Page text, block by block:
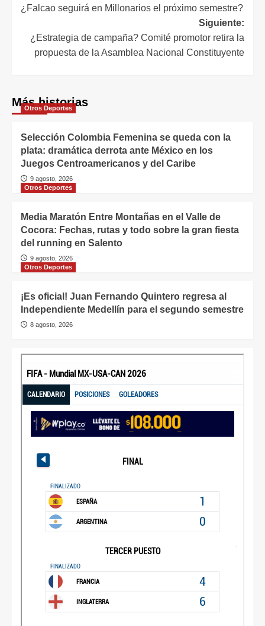
¿Falcao seguirá en Millonarios el próximo semestre?
Siguiente:
¿Estrategia de campaña? Comité promotor retira la
propuesta de la Asamblea Nacional Constituyente
Más historias
Otros Deportes
Selección Colombia Femenina se queda con la
plata: dramática derrota ante México en los
Juegos Centroamericanos y del Caribe
9 agosto, 2026
Otros Deportes
Media Maratón Entre Montañas en el Valle de
Cocora: Fechas, rutas y todo sobre la gran fiesta
del running en Salento
9 agosto, 2026
Otros Deportes
¡Es oficial! Juan Fernando Quintero regresa al
Independiente Medellín para el segundo semestre
8 agosto, 2026